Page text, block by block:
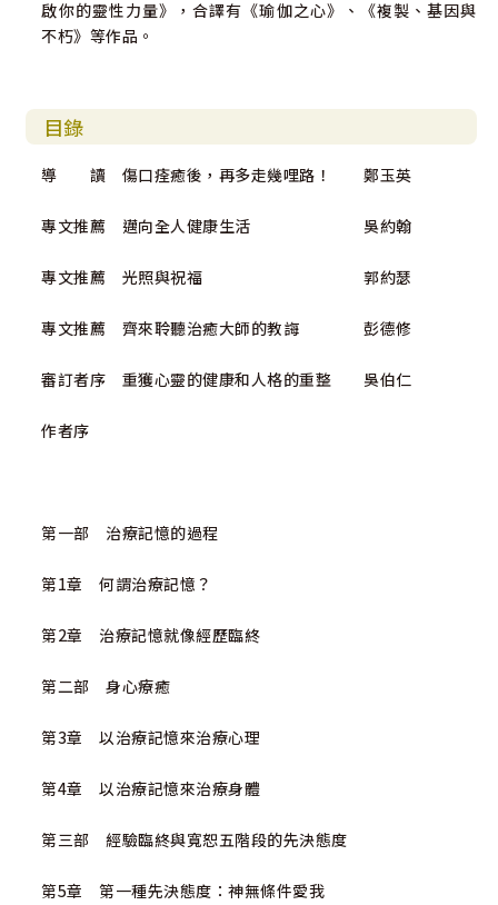
啟你的靈性力量》，合譯有《瑜伽之心》、《複製、基因與
不朽》等作品。
目錄
導 讀 傷口痊癒後，再多走幾哩路！ 鄭玉英
專文推薦 邁向全人健康生活 吳約翰
專文推薦 光照與祝福 郭約瑟
專文推薦 齊來聆聽治癒大師的教誨 彭德修
審訂者序 重獲心靈的健康和人格的重整 吳伯仁
作者序
第一部 治療記憶的過程
第1章 何謂治療記憶？
第2章 治療記憶就像經歷臨終
第二部 身心療癒
第3章 以治療記憶來治療心理
第4章 以治療記憶來治療身體
第三部 經驗臨終與寬恕五階段的先決態度
第5章 第一種先決態度：神無條件愛我